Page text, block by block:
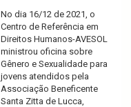
No dia 16/12 de 2021, o
Centro de Referência em
Direitos Humanos-AVESOL
ministrou oficina sobre
Gênero e Sexualidade para
jovens atendidos pela
Associação Beneficente
Santa Zitta de Lucca,